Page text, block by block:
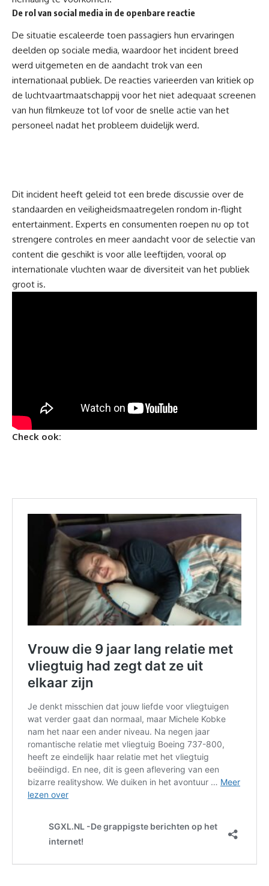
De rol van social media in de openbare reactie
De situatie escaleerde toen passagiers hun ervaringen
deelden op sociale media, waardoor het incident breed
werd uitgemeten en de aandacht trok van een
internationaal publiek. De reacties varieerden van kritiek op
de luchtvaartmaatschappij voor het niet adequaat screenen
van hun filmkeuze tot lof voor de snelle actie van het
personeel nadat het probleem duidelijk werd.
Dit incident heeft geleid tot een brede discussie over de
standaarden en veiligheidsmaatregelen rondom in-flight
entertainment. Experts en consumenten roepen nu op tot
strengere controles en meer aandacht voor de selectie van
content die geschikt is voor alle leeftijden, vooral op
internationale vluchten waar de diversiteit van het publiek
groot is.
Check ook: